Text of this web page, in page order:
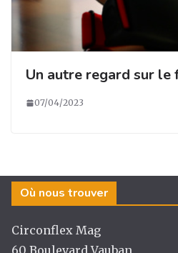
Un autre regard sur le
07/04/2023
Où nous trouver
Circonflex Mag